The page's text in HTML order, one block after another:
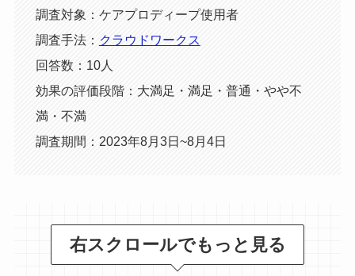
調査対象：ケアプロディープ使用者
調査手法： クラウドワークス
回答数：10人
効果の評価段階：大満足・満足・普通・やや不
満・不満
調査期間：2023年8月3日~8月4日
右スクロールでもっと見る